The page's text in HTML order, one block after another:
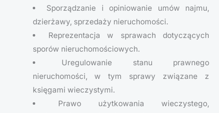
Sporządzanie i opiniowanie umów najmu,
dzierżawy, sprzedaży nieruchomości.
Reprezentacja w sprawach dotyczących
sporów nieruchomościowych.
Uregulowanie stanu prawnego
nieruchomości, w tym sprawy związane z
księgami wieczystymi.
Prawo użytkowania wieczystego,